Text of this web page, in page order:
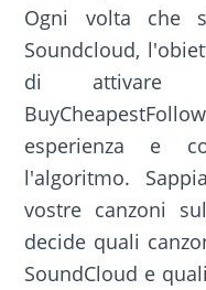
Ogni volta che
Soundcloud,
di attivare
esperienza e
l'algoritmo.
vostre canzoni
decide quali
SoundCloud e